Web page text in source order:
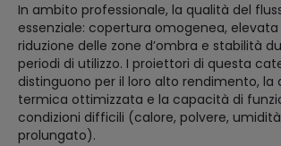
In ambito professionale, la qualità del
essenziale: copertura omogenea, elevata
riduzione delle zone d’ombra e stabilità
periodi di utilizzo. I proiettori di questa
distinguono per il loro alto rendimento, la
termica ottimizzata e la capacità di
condizioni difficili (calore, polvere,
prolungato).